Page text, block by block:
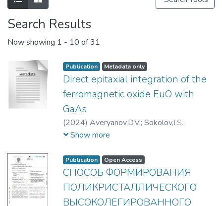
Search Results
Now showing 1 - 10 of 31
Publication Metadata only
Direct epitaxial integration of the
ferromagnetic oxide EuO with
GaAs
(2024) Averyanov,D.V.; Sokolov,I.S.;
Taldenkov,A.N.
Николаевич;Васильевский, Иван
Сергеевич
Show more
Publication Open Access
СПОСОБ ФОРМИРОВАНИЯ
ПОЛИКРИСТАЛЛИЧЕСКОГО
ВЫСОКОЛЕГИРОВАННОГО